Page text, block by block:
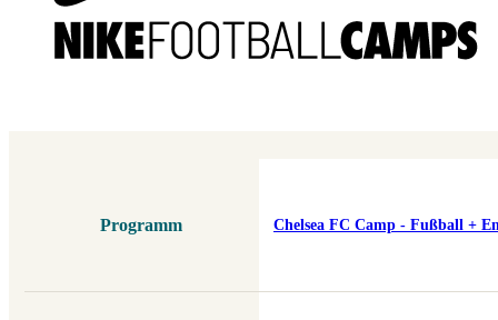
Programm Chelsea FC Camp - Fußball +